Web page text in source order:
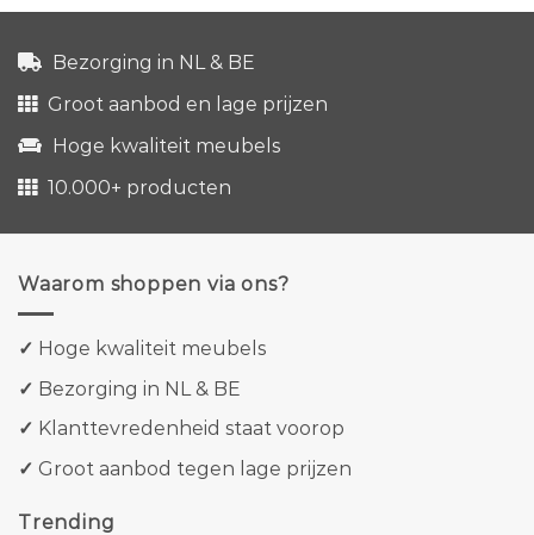
Bezorging in NL & BE
Groot aanbod en lage prijzen
Hoge kwaliteit meubels
10.000+ producten
Waarom shoppen via ons?
✓ Hoge kwaliteit meubels
✓ Bezorging in NL & BE
✓ Klanttevredenheid staat voorop
✓ Groot aanbod tegen lage prijzen
Trending